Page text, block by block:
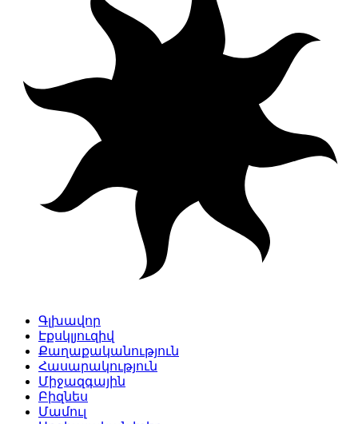
Գլխավոր
Էքսկլյուզիվ
Քաղաքականություն
Հասարակություն
Միջազգային
Բիզնես
Մամուլ